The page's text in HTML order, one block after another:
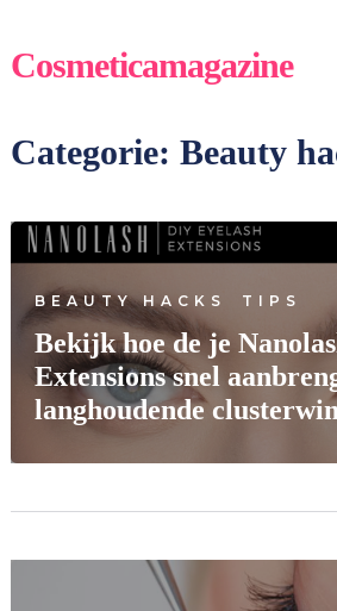
Cosmeticamagazine
Categorie: Beauty
BEAUTY HACKS TIPS
Bekijk hoe de je
Extensions snel
langhoudende